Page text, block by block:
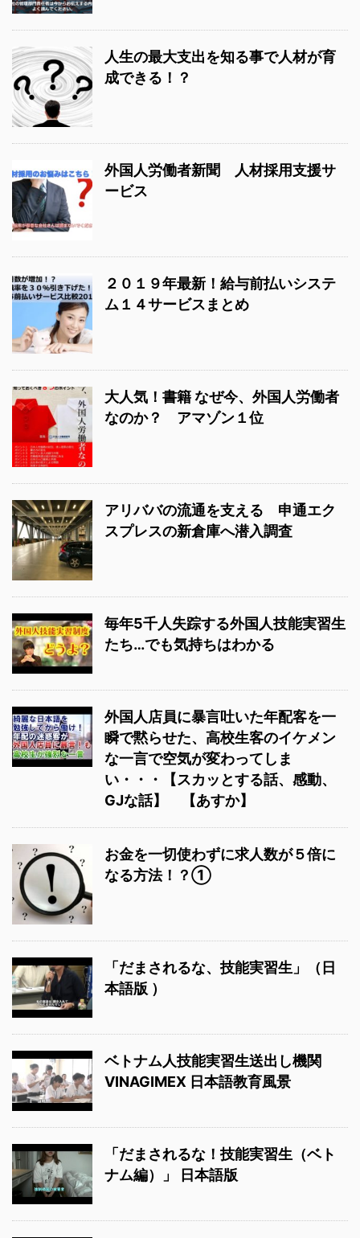
人生の最大支出を知る事で人材が育
成できる！？
外国人労働者新聞 人材採用支援サ
ービス
２０１９年最新！給与前払いシステ
ム１４サービスまとめ
大人気！書籍 なぜ今、外国人労働者
なのか？ アマゾン１位
アリババの流通を支える 申通エク
スプレスの新倉庫へ潜入調査
毎年5千人失踪する外国人技能実習生
たち…でも気持ちはわかる
外国人店員に暴言吐いた年配客を一
瞬で黙らせた、高校生客のイケメン
な一言で空気が変わってしま
い・・・【スカッとする話、感動、
GJな話】 【あすか】
お金を一切使わずに求人数が５倍に
なる方法！？①
「だまされるな、技能実習生」（日
本語版 ）
ベトナム人技能実習生送出し機関
VINAGIMEX 日本語教育風景
「だまされるな！技能実習生（ベト
ナム編）」 日本語版